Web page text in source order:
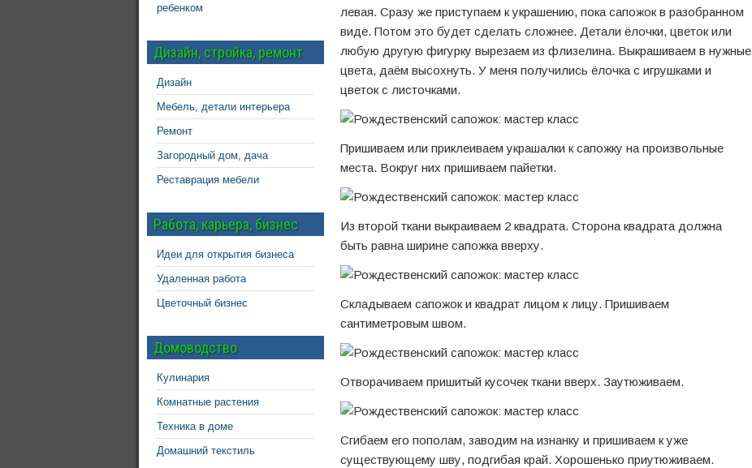
левая. Сразу же приступаем к украшению, пока сапожок в разобранном
виде. Потом это будет сделать сложнее. Детали ёлочки, цветок или
любую другую фигурку вырезаем из флизелина. Выкрашиваем в нужные
цвета, даём высохнуть. У меня получились ёлочка с игрушками и
цветок с листочками.
Пришиваем или приклеиваем украшалки к сапожку на произвольные
места. Вокруг них пришиваем пайетки.
Из второй ткани выкраиваем 2 квадрата. Сторона квадрата должна
быть равна ширине сапожка вверху.
Складываем сапожок и квадрат лицом к лицу. Пришиваем
сантиметровым швом.
Отворачиваем пришитый кусочек ткани вверх. Заутюживаем.
Сгибаем его пополам, заводим на изнанку и пришиваем к уже
существующему шву, подгибая край. Хорошенько приутюживаем.
ребенком
Дизайн, стройка, ремонт
Дизайн
Мебель, детали интерьера
Ремонт
Загородный дом, дача
Реставрация мебели
Работа, карьера, бизнес
Идеи для открытия бизнеса
Удаленная работа
Цветочный бизнес
Домоводство
Кулинария
Комнатные растения
Техника в доме
Домашний текстиль